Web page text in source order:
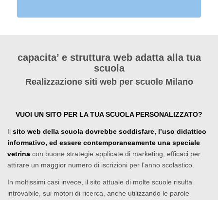
capacita’ e struttura web adatta alla tua
scuola
Realizzazione siti web per scuole Milano
VUOI UN SITO PER LA TUA SCUOLA PERSONALIZZATO?
Il sito web della scuola dovrebbe soddisfare, l’uso didattico
informativo, ed essere contemporaneamente una speciale
vetrina con buone strategie applicate di marketing, efficaci per
attirare un maggior numero di iscrizioni per l’anno scolastico.
In moltissimi casi invece, il sito attuale di molte scuole risulta
introvabile, sui motori di ricerca, anche utilizzando le parole